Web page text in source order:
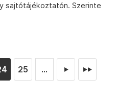
sajtótájékoztatón. Szerinte
25 ... ► ►►